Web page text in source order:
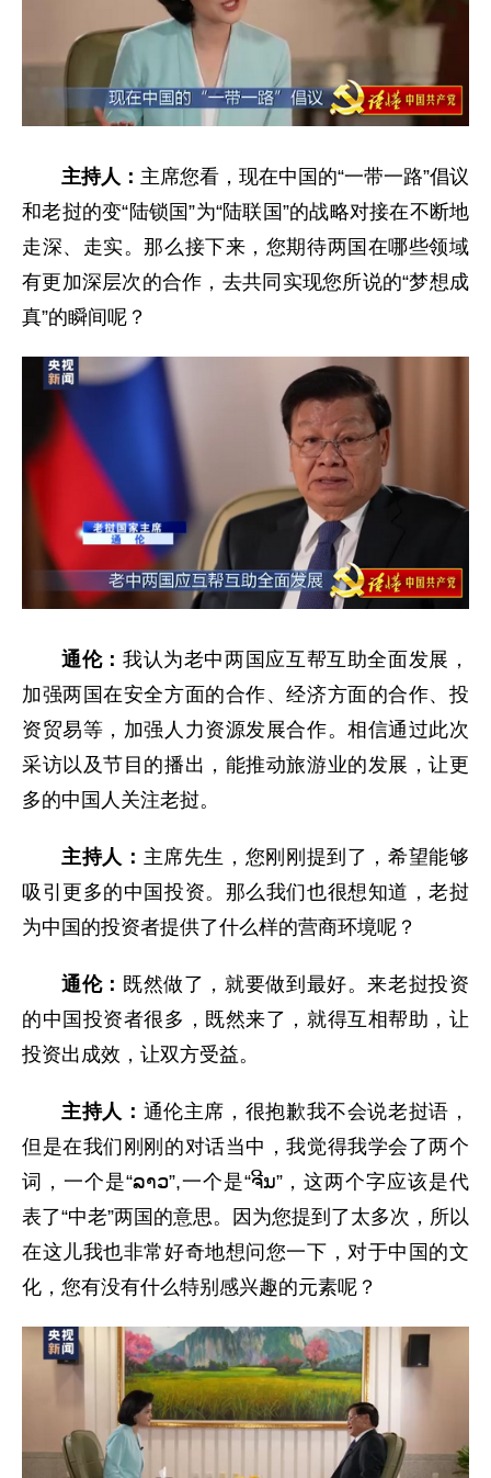
主持人： 主席您看，现在中国的“一带一路”倡议
和老挝的变“陆锁国”为“陆联国”的战略对接在不断地
走深、走实。那么接下来，您期待两国在哪些领域
有更加深层次的合作，去共同实现您所说的“梦想成
真”的瞬间呢？
通伦： 我认为老中两国应互帮互助全面发展，
加强两国在安全方面的合作、经济方面的合作、投
资贸易等，加强人力资源发展合作。相信通过此次
采访以及节目的播出，能推动旅游业的发展，让更
多的中国人关注老挝。
主持人： 主席先生，您刚刚提到了，希望能够
吸引更多的中国投资。那么我们也很想知道，老挝
为中国的投资者提供了什么样的营商环境呢？
通伦： 既然做了，就要做到最好。来老挝投资
的中国投资者很多，既然来了，就得互相帮助，让
投资出成效，让双方受益。
主持人： 通伦主席，很抱歉我不会说老挝语，
但是在我们刚刚的对话当中，我觉得我学会了两个
词，一个是“ລາວ”,一个是“ຈີນ”，这两个字应该是代
表了“中老”两国的意思。因为您提到了太多次，所以
在这儿我也非常好奇地想问您一下，对于中国的文
化，您有没有什么特别感兴趣的元素呢？